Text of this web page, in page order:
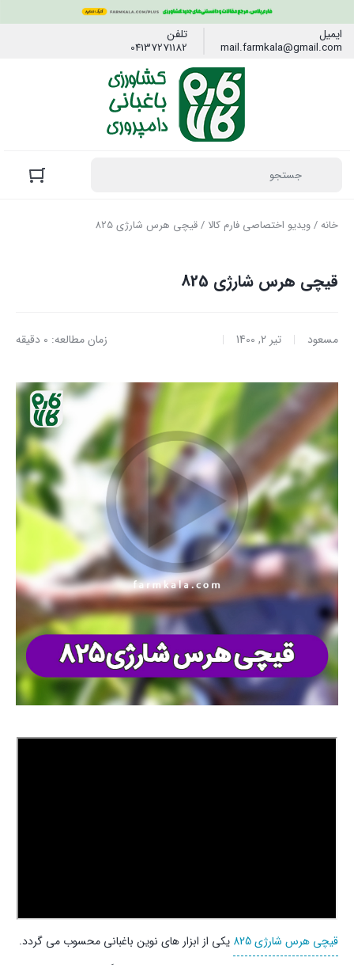
ایمیل
mail.farmkala@gmail.com
تلفن
04137271182
خانه/ویدیو اختصاصی فارم کالا / قیچی هرس شارژی 825
قیچی هرس شارژی 825
مسعود تیر 2, 1400 زمان مطالعه: 0 دقیقه
قیچی هرس شارژی 825
یکی از ابزار های نوین باغبانی محسوب می گردد.